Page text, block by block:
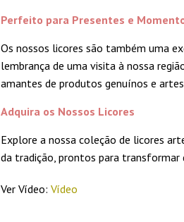
Perfeito para Presentes e
Os nossos licores são também uma
lembrança de uma visita à nossa
amantes de produtos genuínos e
Adquira os Nossos Licores
Explore a nossa coleção de licores
da tradição, prontos para
Ver Vídeo: Vídeo